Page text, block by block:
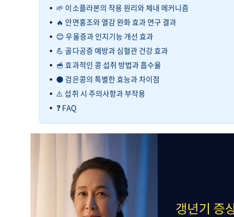
🌱 이소플라본의 작용 원리와 체내 메커니즘
🔥 안면홍조와 열감 완화 효과 연구 결과
😊 우울증과 인지기능 개선 효과
💪 골다공증 예방과 심혈관 건강 효과
🥣 효과적인 콩 섭취 방법과 흡수율
⚫ 검은콩의 특별한 효능과 차이점
⚠️ 섭취 시 주의사항과 부작용
❓ FAQ